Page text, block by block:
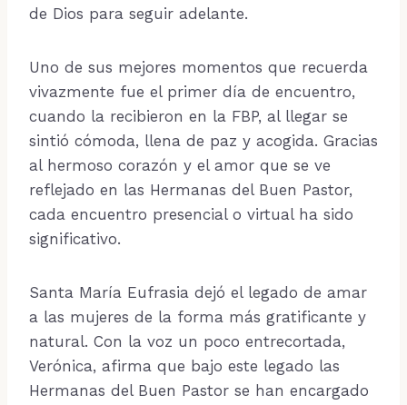
de Dios para seguir adelante.
Uno de sus mejores momentos que recuerda
vivazmente fue el primer día de encuentro,
cuando la recibieron en la FBP, al llegar se
sintió cómoda, llena de paz y acogida. Gracias
al hermoso corazón y el amor que se ve
reflejado en las Hermanas del Buen Pastor,
cada encuentro presencial o virtual ha sido
significativo.
Santa María Eufrasia dejó el legado de amar
a las mujeres de la forma más gratificante y
natural. Con la voz un poco entrecortada,
Verónica, afirma que bajo este legado las
Hermanas del Buen Pastor se han encargado